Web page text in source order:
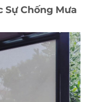
Sự Chống Mưa